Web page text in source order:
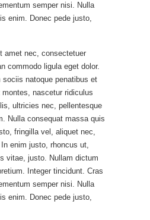
semper nisi. Nulla
enim. Donec pede justo,
amet nec, consectetuer
commodo ligula eget dolor.
natoque penatibus et
nascetur ridiculus
ultricies nec, pellentesque
Nulla consequat massa quis
fringilla vel, aliquet nec,
enim justo, rhoncus ut,
vitae, justo. Nullam dictum
Integer tincidunt. Cras
semper nisi. Nulla
enim. Donec pede justo,